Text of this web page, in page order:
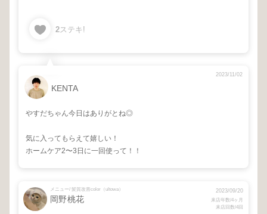
2ステキ!
KENTA
2023/11/02
やすだちゃん今日はありがとね◎
気に入ってもらえて嬉しい！
ホームケア2〜3日に一回使って！！
メニュー/ 髪質改善color（ultowa）
岡野桃花
2023/09/20
来店年数/4ヶ月
来店回数/4回